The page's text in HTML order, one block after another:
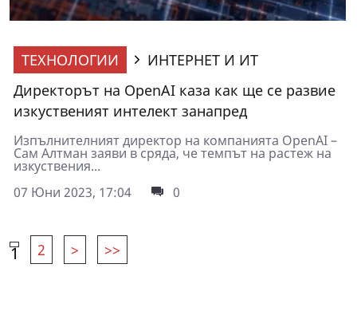
ТЕХНОЛОГИИ
ИНТЕРНЕТ И ИТ
Директорът на OpenAI каза как ще се развие
изкуственият интелект занапред
Изпълнителният директор на компанията OpenAI –
Сам Алтман заяви в сряда, че темпът на растеж на
изкуствения...
07 Юни 2023, 17:04
0
1 2 > >>